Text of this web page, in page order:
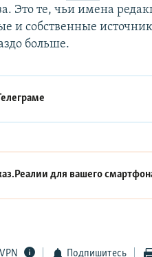
Это те, чьи имена
и собственные
больше.
для вашего
Подпишитесь